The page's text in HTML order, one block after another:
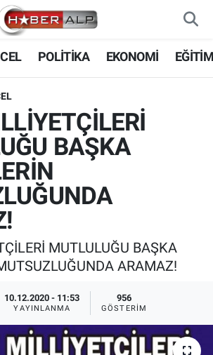
POLİTİKA EKONOMİ
BAŞKA
MUTLULUĞU BAŞKA
ARAMAZ!
10.12.2020 - 11:53
YAYINLANMA
956
GÖSTERIM
Durumu ve Fikstür